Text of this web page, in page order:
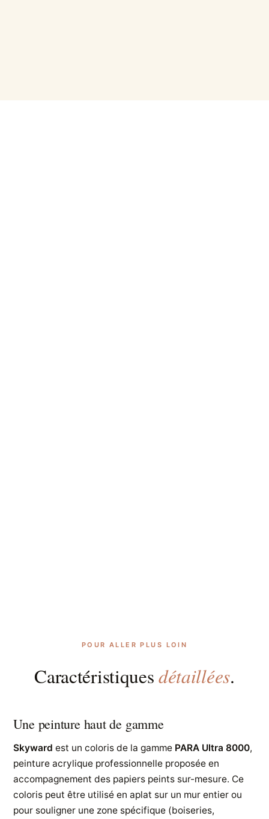
POUR ALLER PLUS LOIN
Caractéristiquesdétaillées.
Une peinture haut de gamme
Skyward est un coloris de la gamme PARA Ultra 8000,
peinture acrylique professionnelle proposée en
accompagnement des papiers peints sur-mesure. Ce
coloris peut être utilisé en aplat sur un mur entier ou
pour souligner une zone spécifique (boiseries,